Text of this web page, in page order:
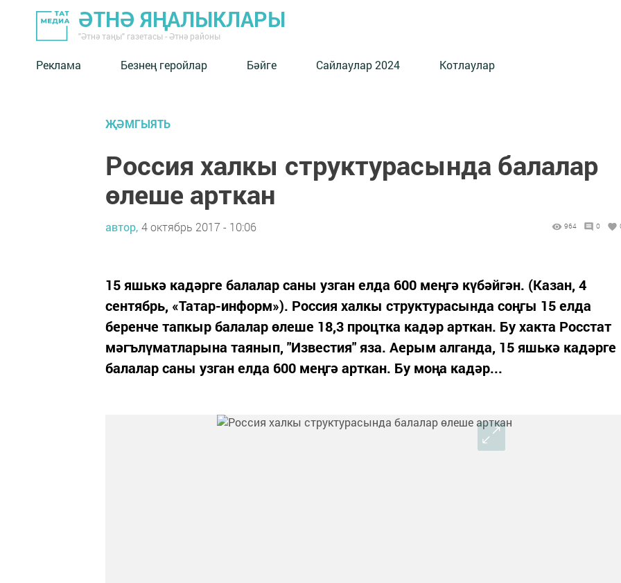
ӘТНӘ ЯҢАЛЫКЛАРЫ
"Әтнә таңы" газетасы - Әтнә районы
Реклама Безнең геройлар Бәйге Сайлаулар 2024 Котлаулар
ҖӘМГЫЯТЬ
Россия халкы структурасында балалар
өлеше арткан
автор, 4 октябрь 2017 - 10:06 964 0
15 яшькә кадәрге балалар саны узган елда 600 меңгә күбәйгән. (Казан, 4
сентябрь, «Татар-информ»). Россия халкы структурасында соңгы 15 елда
беренче тапкыр балалар өлеше 18,3 процтка кадәр арткан. Бу хакта Росстат
мәгълүматларына таянып, "Известия" яза. Аерым алганда, 15 яшькә кадәрге
балалар саны узган елда 600 меңгә арткан. Бу моңа кадәр...